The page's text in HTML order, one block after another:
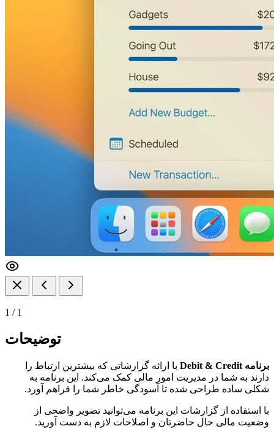
1 / 1
توضیحات
برنامه Debit & Credit
با ارائه گزارشاتی که بیشترین ارتباط را
دارند به شما در مدیریت امور مالی کمک می‌کند. این برنامه به
شکلی ساده طراحی شده تا آسودگی خاطر شما را فراهم آورد.
با استفاده از گزارشات این برنامه می‌توانید تصویر واضحی از
وضعیت مالی حال حاضرتان و اصلاحات لازم به دست آورید.